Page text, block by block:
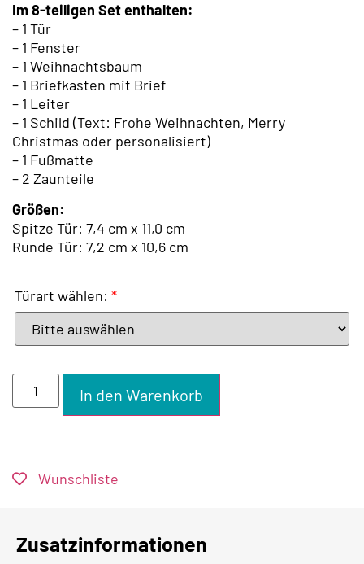
Im 8-teiligen Set enthalten:
– 1 Tür
– 1 Fenster
– 1 Weihnachtsbaum
– 1 Briefkasten mit Brief
– 1 Leiter
– 1 Schild (Text: Frohe Weihnachten, Merry
Christmas oder personalisiert)
– 1 Fußmatte
– 2 Zaunteile
Größen:
Spitze Tür: 7,4 cm x 11,0 cm
Runde Tür: 7,2 cm x 10,6 cm
Türart wählen: *
In den Warenkorb
Wunschliste
Zusatzinformationen